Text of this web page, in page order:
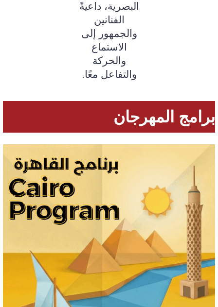
البصرية، داعيةً
الفنانين
والجمهور إلى
الاستماع
والحركة
والتفاعل معًا.
برامج المهرجان